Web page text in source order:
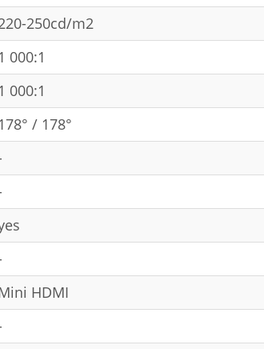
250cd/m2
1 000:1
1 000:1
178° / 178°
HDMI